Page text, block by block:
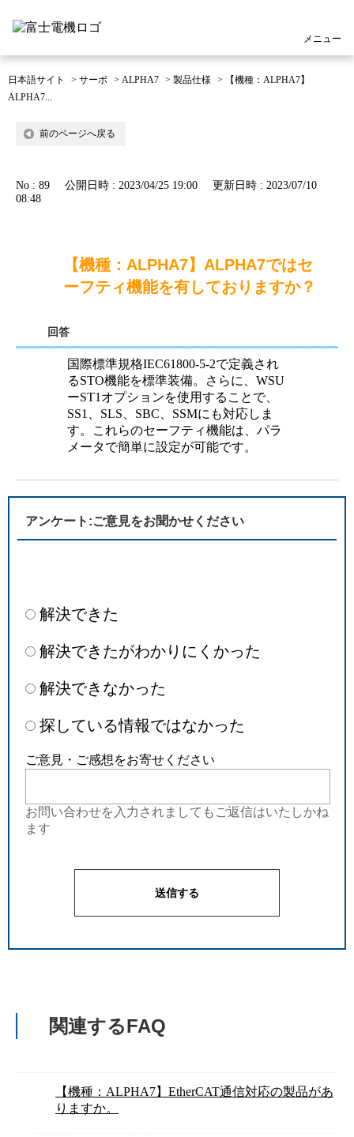
メニュー
日本語サイト > サーボ > ALPHA7 > 製品仕様 >
【機種：ALPHA7】
ALPHA7...
前のページへ戻る
No : 89 公開日時 : 2023/04/25 19:00
更新日時 : 2023/07/10
08:48
【機種：ALPHA7】ALPHA7ではセ
ーフティ機能を有しておりますか？
回答
国際標準規格IEC61800-5-2で定義され
るSTO機能を標準装備。さらに、WSU
ーST1オプションを使用することで、
SS1、SLS、SBC、SSMにも対応しま
す。これらのセーフティ機能は、パラ
メータで簡単に設定が可能です。
アンケート:ご意見をお聞かせください
解決できた
解決できたがわかりにくかった
解決できなかった
探している情報ではなかった
ご意見・ご感想をお寄せください
お問い合わせを入力されましてもご返信はいたしかね
ます
関連するFAQ
【機種：ALPHA7】EtherCAT通信対応の製品があ
りますか。